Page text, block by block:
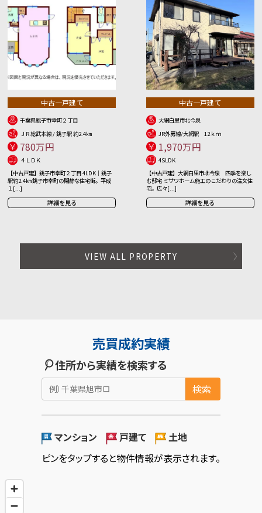
中古一戸建て
千葉県銚子市幸町２丁目
ＪＲ総武本線 / 銚子駅 約2.4㎞
780万円
４ＬＤＫ
【中古戸建】銚子市幸町２丁目 4LDK｜銚子
駅約2.4㎞ 銚子市幸町の閑静な住宅街。平成
１[...]
詳細を見る
中古一戸建て
大網白里市北今泉
JR外房線/大網駅 12ｋｍ
1,970万円
4SLDK
【中古戸建】大網白里市北今泉 四季を楽し
む邸宅 ミサワホーム施工のこだわりの注文住
宅。広々[...]
詳細を見る
VIEW ALL PROPERTY